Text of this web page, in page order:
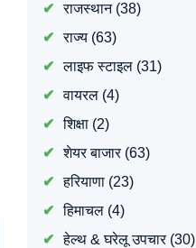
राजस्थान(38)
राज्य(63)
लाइफ स्टाइल(31)
वायरल(4)
शिक्षा(2)
शेयर बाजार(63)
हरियाणा(23)
हिमाचल(4)
हेल्थ & घरेलू उपचार(30)